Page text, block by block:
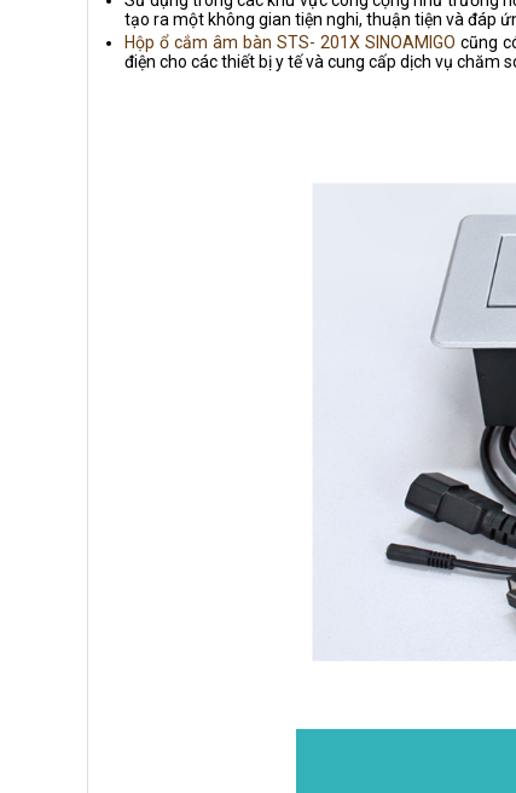
tạo ra một không gian tiện nghi, thuận tiện và đáp
Hộp ổ cắm âm bàn STS- 201X SINOAMIGO cũng
điện cho các thiết bị y tế và cung cấp dịch vụ chăm